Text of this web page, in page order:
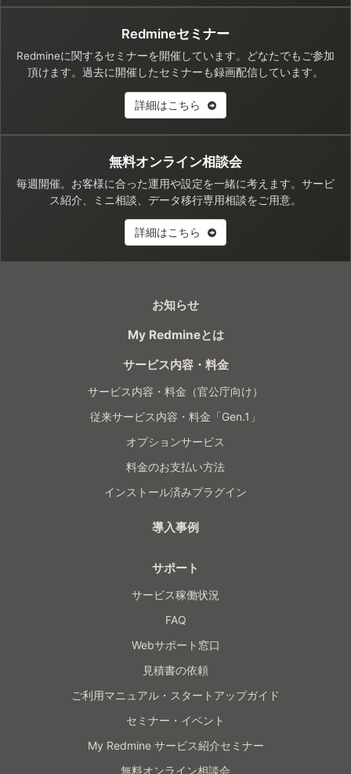
Redmineセミナー
Redmineに関するセミナーを開催しています。どなたでもご参加
頂けます。過去に開催したセミナーも録画配信しています。
詳細はこちら
無料オンライン相談会
毎週開催。お客様に合った運用や設定を一緒に考えます。サービ
ス紹介、ミニ相談、データ移行専用相談をご用意。
詳細はこちら
お知らせ
My Redmineとは
サービス内容・料金
サービス内容・料金（官公庁向け）
従来サービス内容・料金「Gen.1」
オプションサービス
料金のお支払い方法
インストール済みプラグイン
導入事例
サポート
サービス稼働状況
FAQ
Webサポート窓口
見積書の依頼
ご利用マニュアル・スタートアップガイド
セミナー・イベント
My Redmine サービス紹介セミナー
無料オンライン相談会